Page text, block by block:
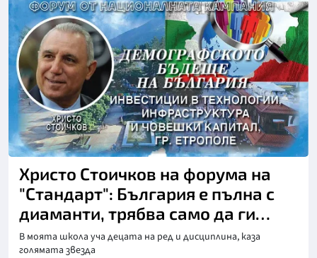
Христо Стоичков на форума на
"Стандарт": България е пълна с
диаманти, трябва само да ги
полираме
В моята школа уча децата на ред и дисциплина, каза
голямата звезда